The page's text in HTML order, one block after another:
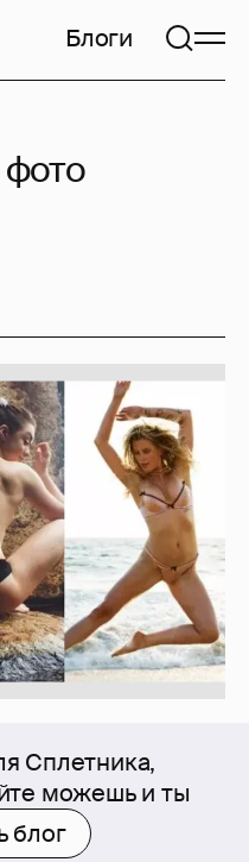
Блоги
Сплетника,
можешь и ты
блог